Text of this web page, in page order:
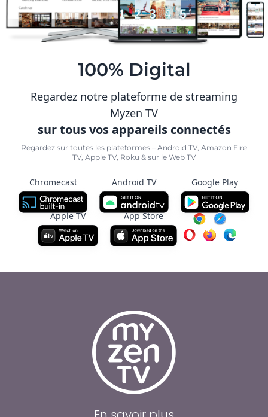
100% Digital
Regardez notre plateforme de streaming
Myzen TV
sur tous vos appareils connectés
Regardez sur toutes les plateformes – Android TV, Amazon Fire
TV, Apple TV, Roku & sur le Web TV
Chromecast Android TV Google Play
Apple TV App Store